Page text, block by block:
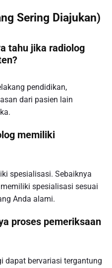
Sering Diajukan)
tahu jika radiolog
pendidikan,
dari pasien lain
memiliki
spesialisasi. Sebaiknya
spesialisasi sesuai
Anda alami.
proses pemeriksaan
dapat bervariasi tergantung